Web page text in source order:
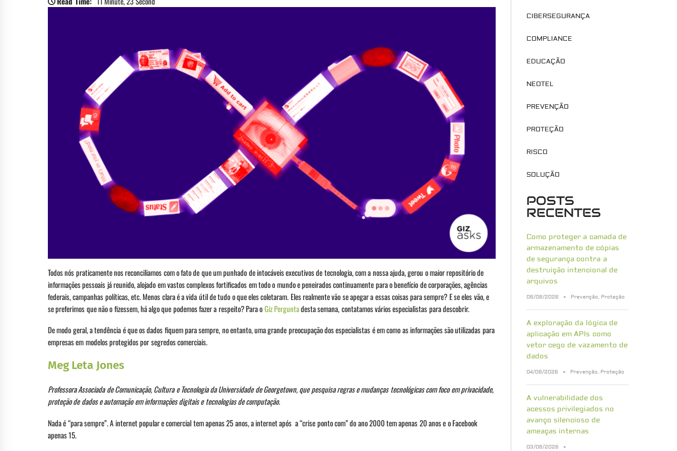
Todos nós praticamente nos reconciliamos com o fato de que um punhado de intocáveis executivos de tecnologia, com a nossa ajuda, gerou o maior repositório de
informações pessoais já reunido, alojado em vastos complexos fortificados em todo o mundo e peneirados continuamente para o benefício de corporações, agências
federais, campanhas políticas, etc. Menos clara é a vida útil de tudo o que eles coletaram. Eles realmente vão se apegar a essas coisas para sempre? E se eles vão, e
se preferimos que não o fizessem, há algo que podemos fazer a respeito? Para oGiz Perguntadesta semana, contatamos vários especialistas para descobrir.
De modo geral, a tendência é que os dados fiquem para sempre, no entanto, uma grande preocupação dos especialistas é em como as informações são utilizadas para
empresas em modelos protegidos por segredos comerciais.
Meg Leta Jones
Professora Associada de Comunicação, Cultura e Tecnologia da Universidade de Georgetown, que pesquisa regras e mudanças tecnológicas com foco em privacidade,
proteção de dados e automação em informações digitais e tecnologias de computação.
Nada é “para sempre”. A internet popular e comercial tem apenas 25 anos, a internet após a “crise ponto com” do ano 2000 tem apenas 20 anos e o Facebook
apenas 15.
CIBERSEGURANÇA
COMPLIANCE
EDUCAÇÃO
NEOTEL
PREVENÇÃO
PROTEÇÃO
RISCO
SOLUÇÃO
POSTS
RECENTES
Como proteger a camada de
armazenamento de cópias
de segurança contra a
destruição intencional de
arquivos
06/08/2026 Prevenção, Proteção
A exploração da lógica de
aplicação em APIs como
vetor cego de vazamento de
dados
04/08/2026 Prevenção, Proteção
A vulnerabilidade dos
acessos privilegiados no
avanço silencioso de
ameaças internas
03/08/2026